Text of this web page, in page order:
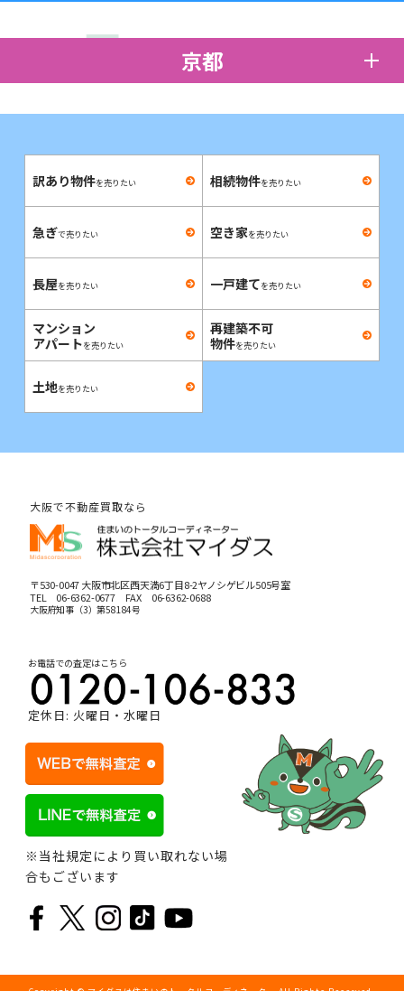
京都
訳あり物件を売りたい 相続物件を売りたい
急ぎで売りたい 空き家を売りたい
長屋を売りたい 一戸建てを売りたい
マンション
アパートを売りたい
再建築不可
物件を売りたい
土地を売りたい
大阪で不動産買取なら
〒530-0047 大阪市北区西天満6丁目8-2ヤノシゲビル505号室
TEL 06-6362-0677FAX 06-6362-0688
大阪府知事（3）第58184号
お電話での査定はこちら
定休日: 火曜日・水曜日
※当社規定により買い取れない場
合もございます